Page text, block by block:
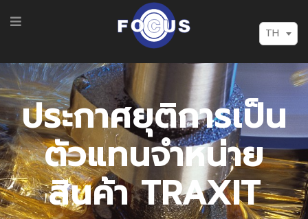
TH
ประกาศยุติการเป็น
ตัวแทนจำหน่าย
สินค้า TRAXIT